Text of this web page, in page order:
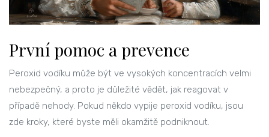
První pomoc a prevence
Peroxid vodíku může být ve vysokých koncentracích velmi
nebezpečný, a proto je důležité vědět, jak reagovat v
případě nehody. Pokud někdo vypije peroxid vodíku, jsou
zde kroky, které byste měli okamžitě podniknout.